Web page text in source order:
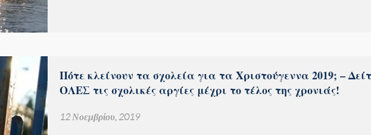
Πότε κλείνουν τα σχολεία για τα Χριστούγεννα 2019; –
ΟΛΕΣ τις σχολικές αργίες μέχρι το τέλος της χρονιάς!
12 Νοεμβρίου, 2019